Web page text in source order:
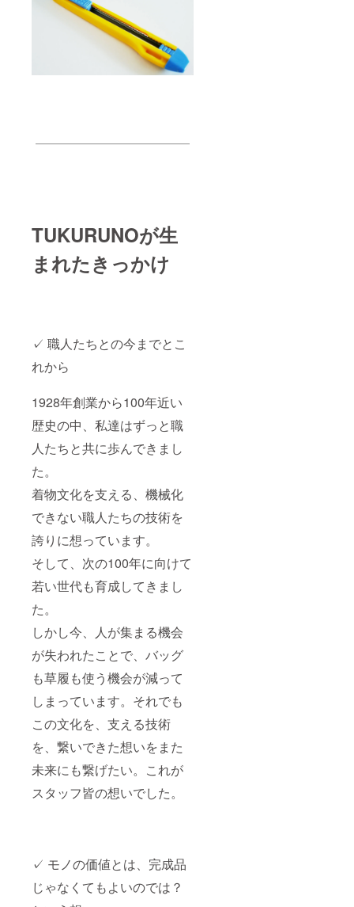
TUKURUNOが生
まれたきっかけ
✓ 職人たちとの今までとこ
れから
1928年創業から100年近い
歴史の中、私達はずっと職
人たちと共に歩んできまし
た。
着物文化を支える、機械化
できない職人たちの技術を
誇りに想っています。
そして、次の100年に向けて
若い世代も育成してきまし
た。
しかし今、人が集まる機会
が失われたことで、バッグ
も草履も使う機会が減って
しまっています。それでも
この文化を、支える技術
を、繋いできた想いをまた
未来にも繋げたい。これが
スタッフ皆の想いでした。
✓ モノの価値とは、完成品
じゃなくてもよいのでは？